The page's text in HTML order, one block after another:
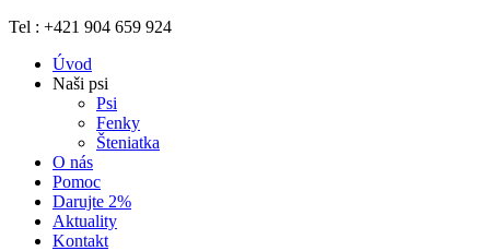
Tel : +421 904 659 924
Úvod
Naši psi
Psi
Fenky
Šteniatka
O nás
Pomoc
Darujte 2%
Aktuality
Kontakt